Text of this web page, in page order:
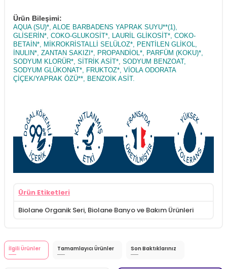
Ürün Bileşimi:
AQUA (SU)*, ALOE BARBADENS YAPRAK SUYU**(1),
GLİSERİN*, COKO-GLUKOSİT*, LAURİL GLİKOSİT*, COKO-
BETAİN*, MİKROKRİSTALLİ SELÜLOZ*, PENTİLEN GLİKOL,
İNULIN*, ZANTAN SAKIZI*, PROPANDİOL*, PARFÜM (KOKU)*,
SODYUM KLORÜR*, SİTRİK ASİT*, SODYUM BENZOAT,
SODYUM GLÜKONAT*, FRUKTOZ*, VİOLA ODORATA
ÇİÇEK/YAPRAK ÖZÜ**, BENZOİK ASİT.
Ürün Etiketleri
Biolane Organik Seri, Biolane Banyo ve Bakım Ürünleri
İlgili Ürünler Tamamlayıcı Ürünler Son Baktıklarınız